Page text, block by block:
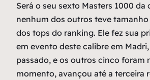
Será o seu sexto Masters 1000 da
nenhum dos outros teve
dos tops do ranking. Ele fez sua
em evento deste calibre em
passado, e os outros cinco foram
momento, avançou até a terceira